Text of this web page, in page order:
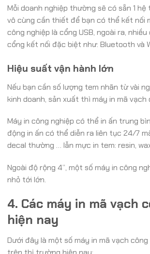
Mỗi doanh nghiệp thường sẽ có sẵn 1
vô cùng cần thiết để bạn có thể kết nối
công nghiệp là cổng USB, ngoài ra,
cổng kết nối đặc biệt như: Bluetooth và
Hiệu suất vận hành lớn
Nếu bạn cần số lượng tem nhãn từ vài
kinh doanh, sản xuất thì máy in mã
Máy in công nghiệp có thể in ấn trung
động in ấn có thể diễn ra liên tục 24/7
decal thường … lẫn mực in tem: resin,
Ngoài độ rộng 4”, một số máy in công
nhỏ tới lớn.
4. Các máy in mã
hiện nay
Dưới đây là một số máy in mã vạch